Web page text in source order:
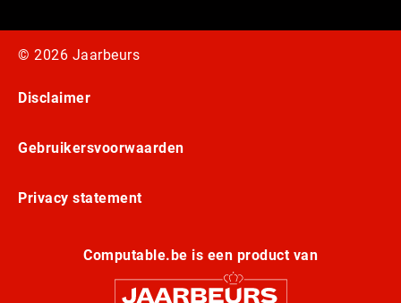
© 2026 Jaarbeurs
Disclaimer
Gebruikersvoorwaarden
Privacy statement
Computable.be is een product van